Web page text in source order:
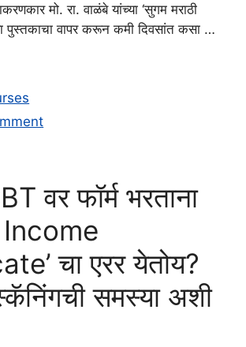
मो. रा. वाळंबे यांच्या ‘सुगम मराठी
पुस्तकाचा वापर करून कमी दिवसांत कसा …
वर फॉर्म भरताना
Income
चा एरर येतोय?
समस्या अशी